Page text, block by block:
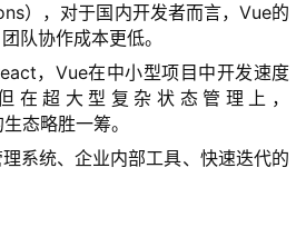
），对于国内开发者而言，Vue的
队协作成本更低。
，Vue在中小型项目中开发速度
在超大型复杂状态管理上，
态略胜一筹。
理系统、企业内部工具、快速迭代的